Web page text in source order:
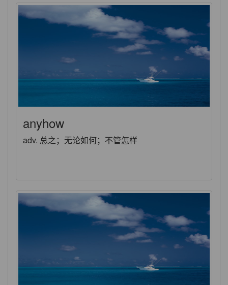
anyhow
adv. 总之；无论如何；不管怎样